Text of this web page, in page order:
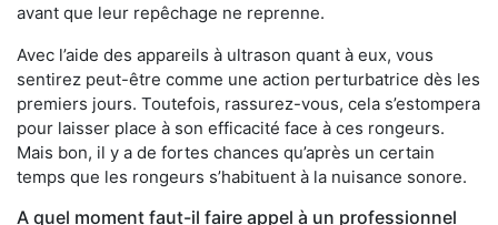
avant que leur repêchage ne reprenne.
Avec l’aide des appareils à ultrason quant à eux, vous
sentirez peut-être comme une action perturbatrice dès les
premiers jours. Toutefois, rassurez-vous, cela s’estompera
pour laisser place à son efficacité face à ces rongeurs.
Mais bon, il y a de fortes chances qu’après un certain
temps que les rongeurs s’habituent à la nuisance sonore.
A quel moment faut-il faire appel à un professionnel